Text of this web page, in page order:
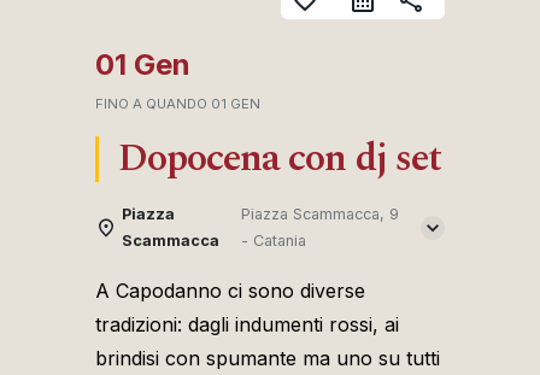
01 Gen
FINO A QUANDO 01 GEN
Dopocena con dj set
Piazza
Scammacca
Piazza Scammacca, 9
- Catania
A Capodanno ci sono diverse
tradizioni: dagli indumenti rossi, ai
brindisi con spumante ma uno su tutti